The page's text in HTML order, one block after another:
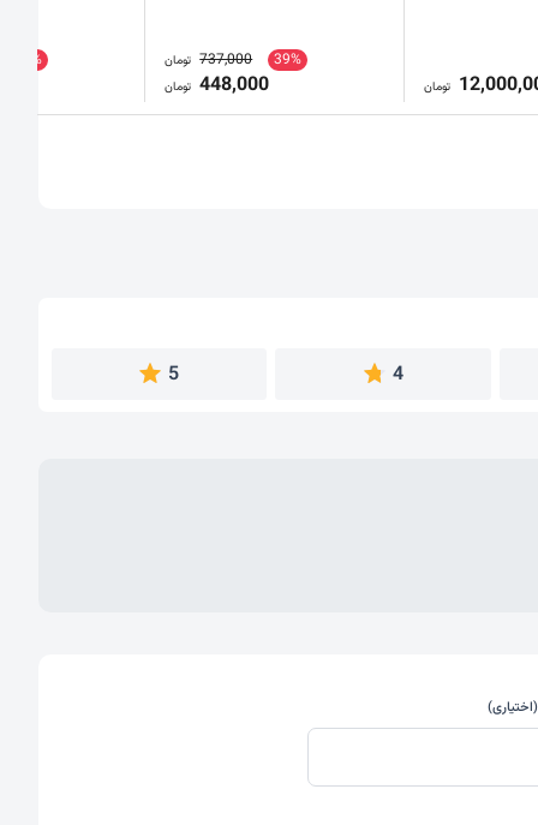
تومان
39%
737,000 تومان
448,000 تومان
41%
4
5
(اختیاری)